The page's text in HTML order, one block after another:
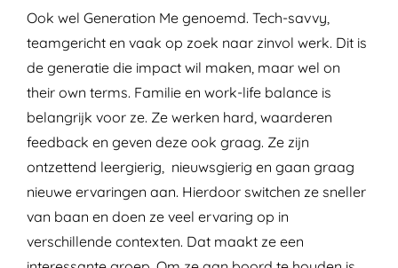
Ook wel Generation Me genoemd. Tech-savvy,
teamgericht en vaak op zoek naar zinvol werk. Dit is
de generatie die impact wil maken, maar wel on
their own terms. Familie en work-life balance is
belangrijk voor ze. Ze werken hard, waarderen
feedback en geven deze ook graag. Ze zijn
ontzettend leergierig, nieuwsgierig en gaan graag
nieuwe ervaringen aan. Hierdoor switchen ze sneller
van baan en doen ze veel ervaring op in
verschillende contexten. Dat maakt ze een